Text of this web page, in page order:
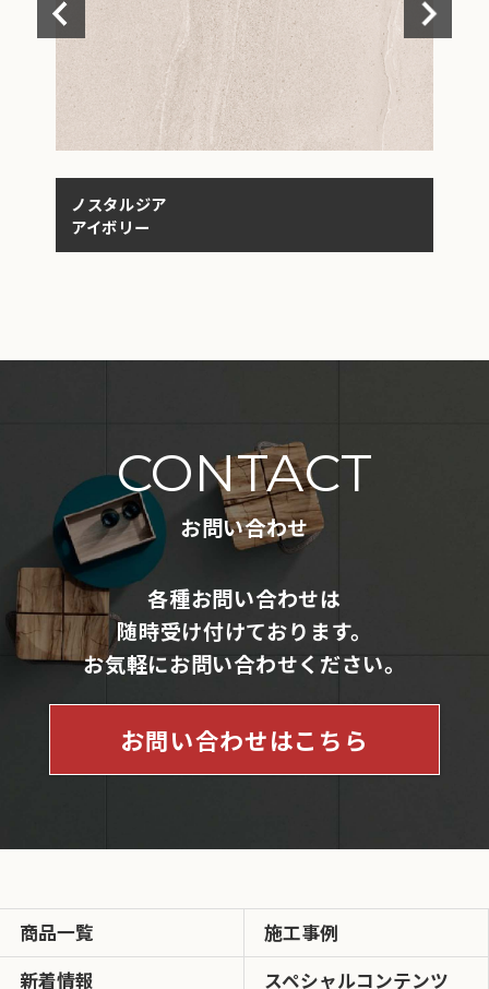
ノスタルジア
アイボリー
CONTACT
お問い合わせ
各種お問い合わせは
随時受け付けております。
お気軽にお問い合わせください。
お問い合わせはこちら
商品一覧
施工事例
新着情報
スペシャルコンテンツ